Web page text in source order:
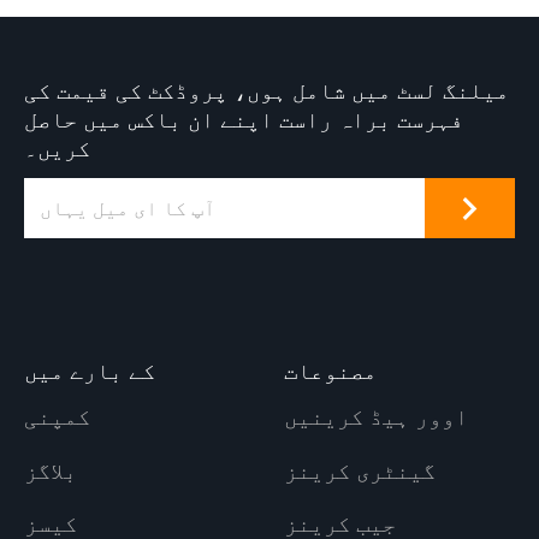
میلنگ لسٹ میں شامل ہوں، پروڈکٹ کی قیمت کی
فہرست براہ راست اپنے ان باکس میں حاصل
کریں۔
کے بارے میں
کمپنی
بلاگز
کیسز
مصنوعات
اوور ہیڈ کرینیں
گینٹری کرینز
جیب کرینز